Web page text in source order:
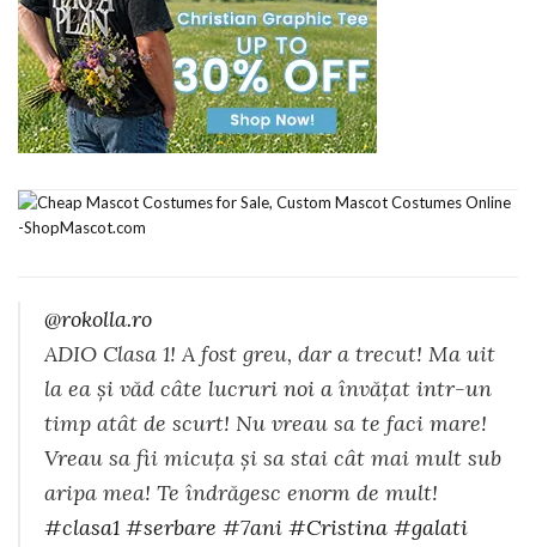
@rokolla.ro
ADIO Clasa 1! A fost greu, dar a trecut! Ma uit
la ea și văd câte lucruri noi a învățat intr-un
timp atât de scurt! Nu vreau sa te faci mare!
Vreau sa fii micuța și sa stai cât mai mult sub
aripa mea! Te îndrăgesc enorm de mult!
#clasa1 #serbare #7ani #Cristina #galati